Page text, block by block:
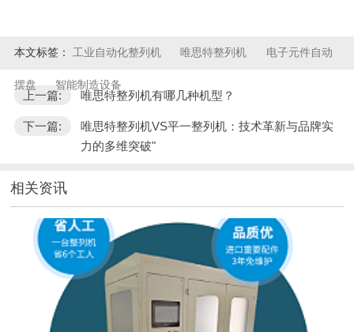
本文标签： 工业自动化整列机 唯思特整列机 电子元件自动
摆盘 智能制造设备
上一篇: 唯思特整列机有哪几种机型？
下一篇:
唯思特整列机VS平一整列机：技术革新与品牌实
力的多维突破"
相关资讯